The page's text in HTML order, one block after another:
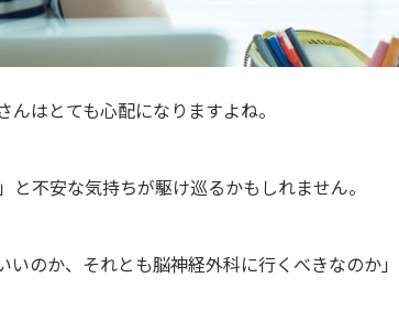
はとても心配になりますよね。
と不安な気持ちが駆け巡るかもしれません。
のか、それとも脳神経外科に行くべきなのか」